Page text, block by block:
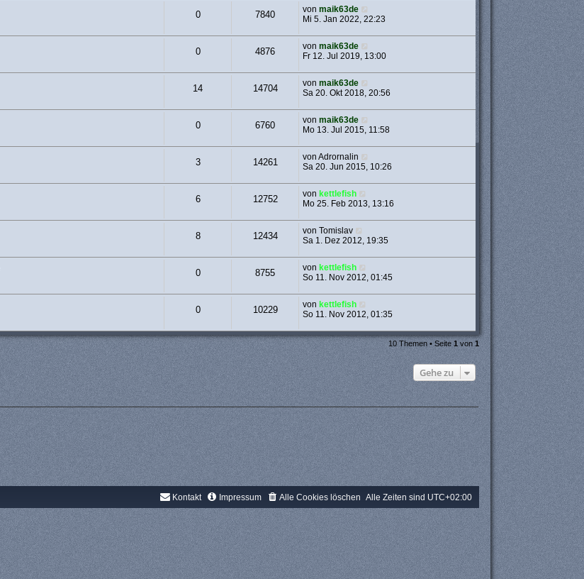
0 7840 vonmaik63de
Mi 5. Jan 2022, 22:23
0 4876 vonmaik63de
Fr 12. Jul 2019, 13:00
14 14704 vonmaik63de
Sa 20. Okt 2018, 20:56
0 6760 vonmaik63de
Mo 13. Jul 2015, 11:58
3 14261 vonAdrornalin
Sa 20. Jun 2015, 10:26
6 12752 von kettlefish
Mo 25. Feb 2013, 13:16
8 12434 vonTomislav
Sa 1. Dez 2012, 19:35
0 8755 von kettlefish
So 11. Nov 2012, 01:45
0 10229 von kettlefish
So 11. Nov 2012, 01:35
10 Themen • Seite1 von1
Gehe zu
Alle Zeiten sind UTC+02:00
Alle Cookies löschen
Impressum
Kontakt